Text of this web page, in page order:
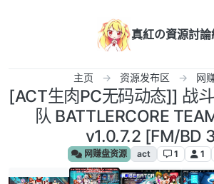
真紅の資源討論
主页 资源发布区 网
[ACT生肉PC无码动态]] 战
队 BATTLERCORE
v1.0.7.2 [FM/BD
网赚盘资源 act 1 1